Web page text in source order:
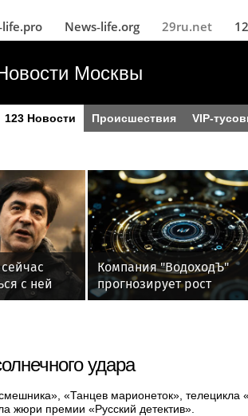
News‑life.org 29ru.net
Москвы
123 Новости Происшествия VIP-
с ней
Армена
Компания "ВодоходЪ"
прогнозирует рост
круизных туристов на
удара
«Танцев марионеток»,
жюри премии «Русский детектив».